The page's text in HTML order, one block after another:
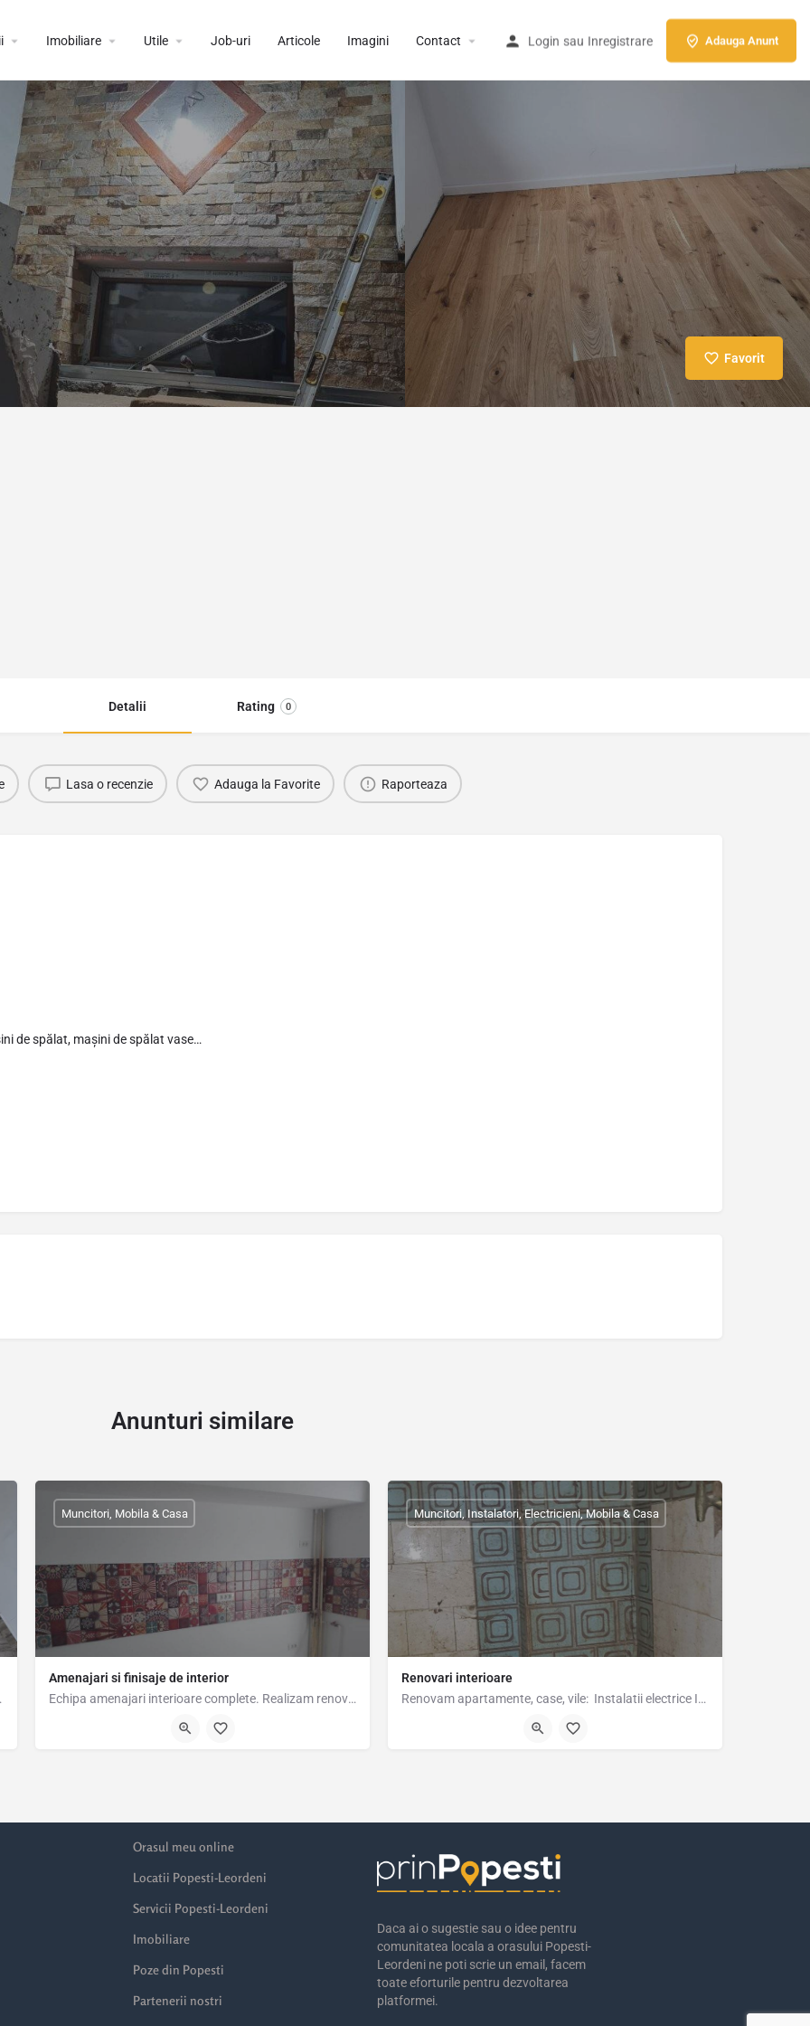
Imobiliare Utile Job-uri Articole Imagini Contact Login sau Inregistrare Adauga Anunt
Favorit
Detalii Rating 0
Lasa o recenzie Adauga la Favorite Raporteaza
de spălat, mașini de spălat vase…
Anunturi similare
*glet de…
Amenajari si finisaje de interior
Echipa amenajari interioare complete. Realizam renovari de apartamente, renovari de case, renovari spatii…
Muncitori, Mobila & Casa
Renovari interioare
Renovam apartamente, case, vile: Instalatii electrice Instalatii sanitare Montaj parchet,…
Muncitori, Instalatori, Electricieni, Mobila & Casa
Orasul meu online
Locatii Popesti-Leordeni
Servicii Popesti-Leordeni
Imobiliare
Poze din Popesti
Partenerii nostri
Daca ai o sugestie sau o idee pentru
comunitatea locala a orasului Popesti-
Leordeni ne poti scrie un email, facem
toate eforturile pentru dezvoltarea
platformei.